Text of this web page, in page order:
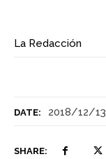
DATE: 2018/12/13
SHARE:
La Redacción